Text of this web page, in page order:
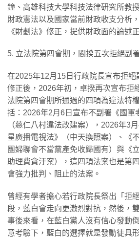
鐘、高雄科技大學科技法律研究所教
財政憲法以及國家當前財政收支分析
《財劃法》修正，提供財政面的論述
5. 立法院第四會期，閣揆五次拒絕副
在2025年12月15日行政院長宣布拒絕
修正後，2026年初，卓揆再次宣布拒
法院第四會期所通過的四項為違法特
括：2026年2月6日宣布不副署《國軍
（慈仁八村違法改建案），2026年3
星廣播電視法》（中天換照案）、《
團婦聯會不當黨產免收歸國有）與《
助理費貪汙案），這四項法案也是第
會強力批判、阻止的法案。
曾經有學者擔心若行政院長祭出「拒
段，藍白會走向更激烈對抗，然後，
事後來看，在藍白黨人沒有信心發動
意考驗下，藍白的選擇就是發動徒具